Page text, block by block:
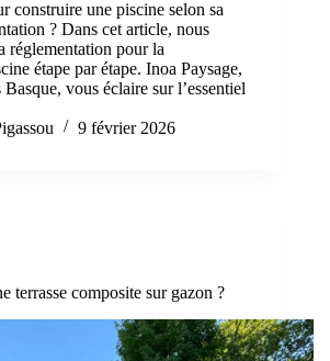
construire une piscine selon sa
? Dans cet article, nous
réglementation pour la
étape par étape. Inoa Paysage,
vous éclaire sur l’essentiel
9 février 2026
terrasse composite sur gazon ?